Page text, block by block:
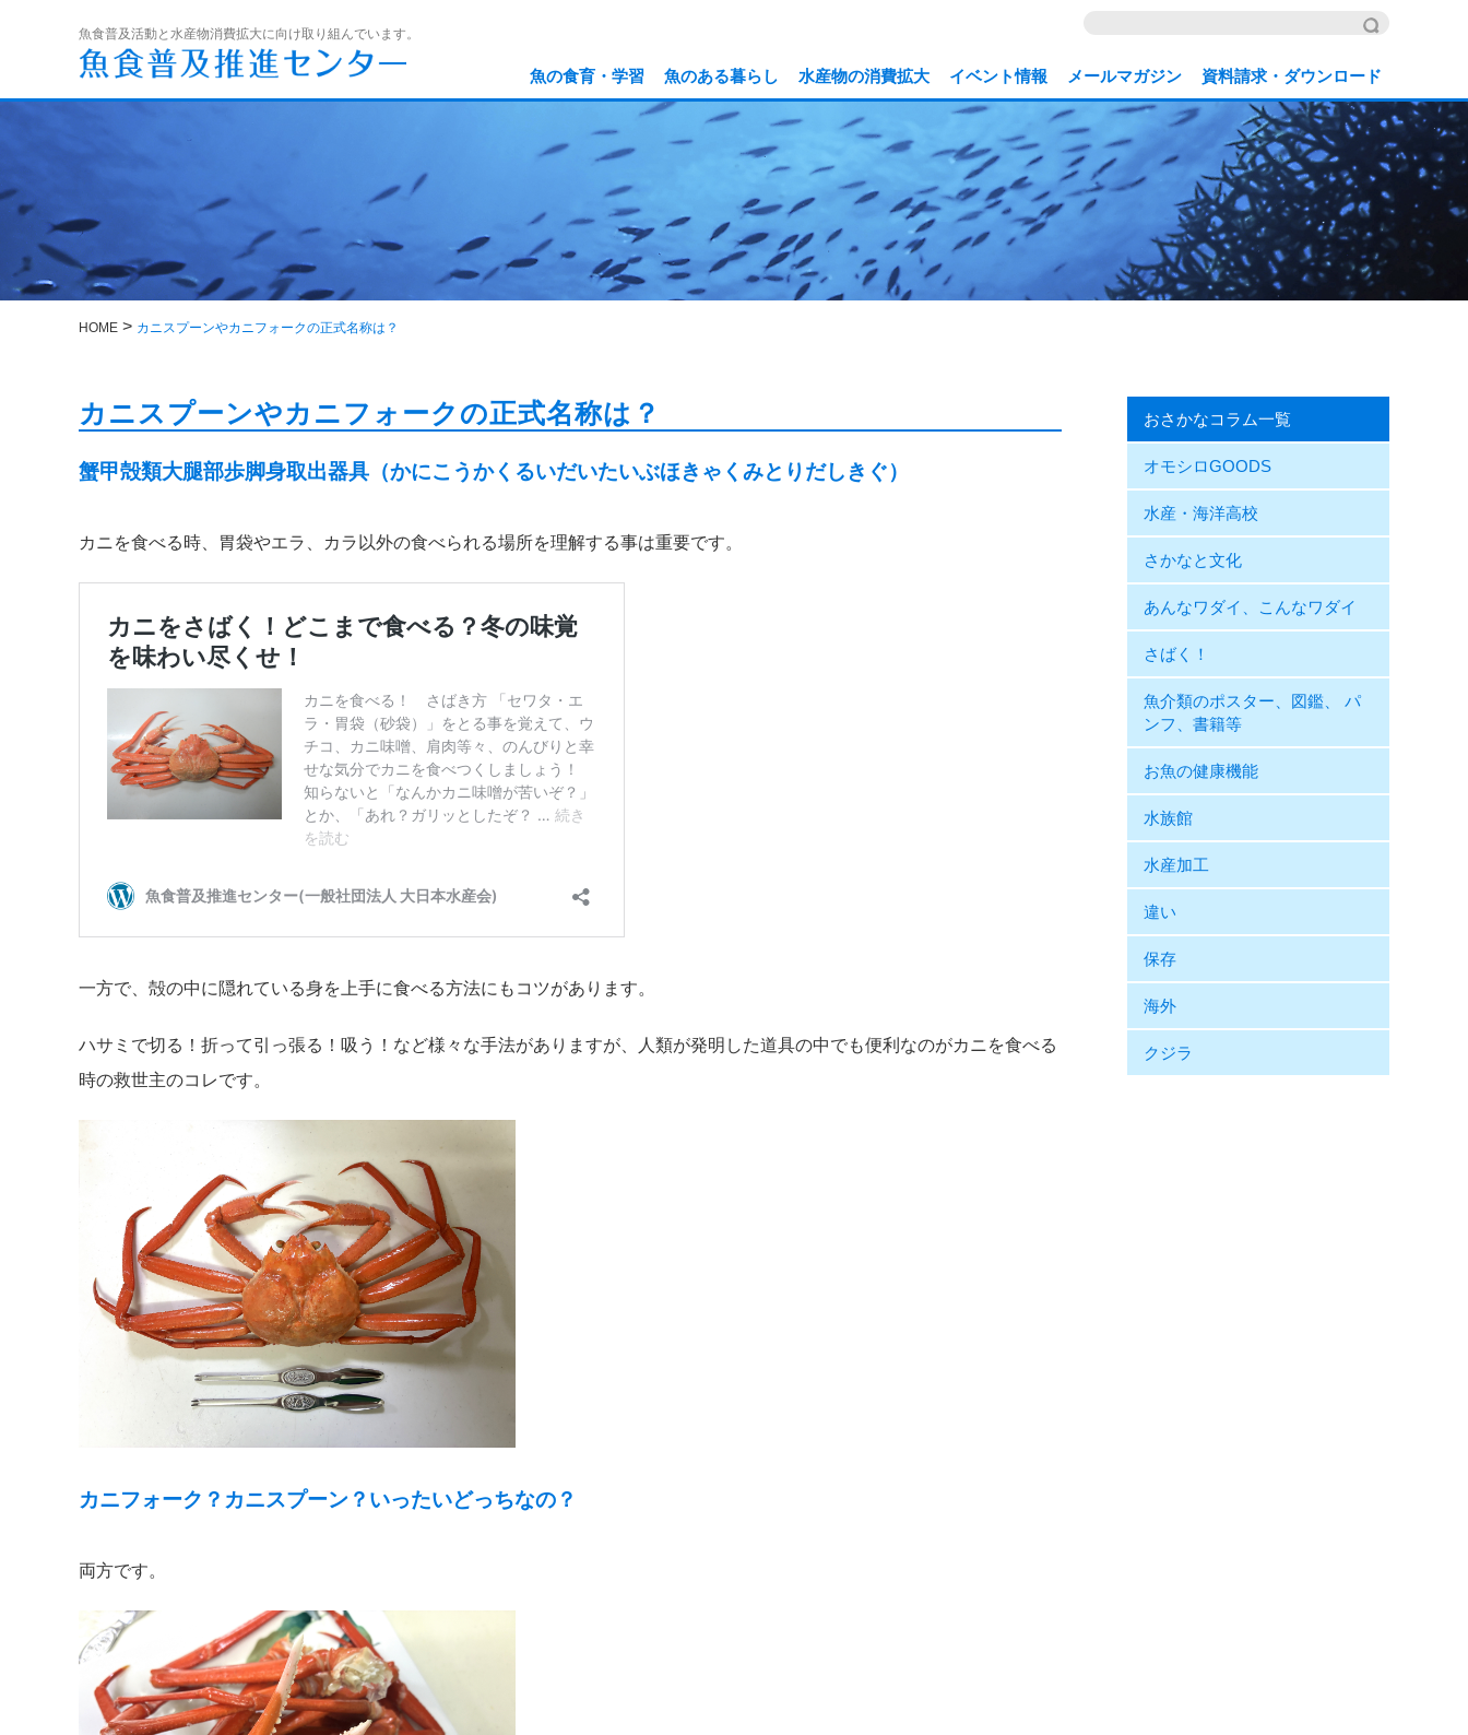
魚食普及活動と水産物消費拡大に向け取り組んでいます。
魚の食育・学習 魚のある暮らし 水産物の消費拡大 イベント情報 メールマガジン 資料請求・ダウンロード
HOME > カニスプーンやカニフォークの正式名称は？
カニスプーンやカニフォークの正式名称は？
蟹甲殻類大腿部歩脚身取出器具（かにこうかくるいだいたいぶほきゃくみとりだしきぐ）
カニを食べる時、胃袋やエラ、カラ以外の食べられる場所を理解する事は重要です。
一方で、殻の中に隠れている身を上手に食べる方法にもコツがあります。
ハサミで切る！折って引っ張る！吸う！など様々な手法がありますが、人類が発明した道具の中でも便利なのがカニを食べる
時の救世主のコレです。
カニフォーク？カニスプーン？いったいどっちなの？
両方です。
おさかなコラム一覧
オモシロGOODS
水産・海洋高校
さかなと文化
あんなワダイ、こんなワダイ
さばく！
魚介類のポスター、図鑑、 パ
ンフ、書籍等
お魚の健康機能
水族館
水産加工
違い
保存
海外
クジラ